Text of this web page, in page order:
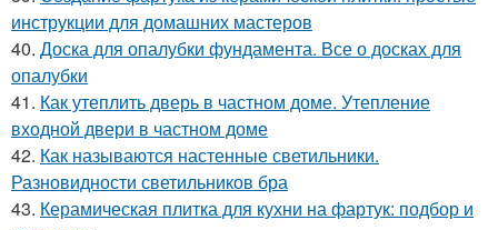
инструкции для домашних мастеров
40. Доска для опалубки фундамента. Все о досках для
опалубки
41. Как утеплить дверь в частном доме. Утепление
входной двери в частном доме
42. Как называются настенные светильники.
Разновидности светильников бра
43. Керамическая плитка для кухни на фартук: подбор и